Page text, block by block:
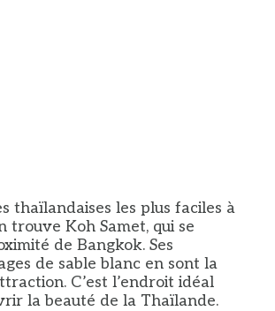
thaïlandaises les plus faciles à
trouve Koh Samet, qui se
de Bangkok. Ses
de sable blanc en sont la
C’est l’endroit idéal
la beauté de la Thaïlande.